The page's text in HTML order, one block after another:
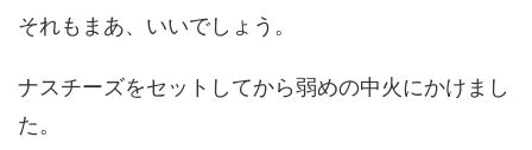
それもまあ、いいでしょう。
ナスチーズをセットしてから弱めの中火にかけまし
た。